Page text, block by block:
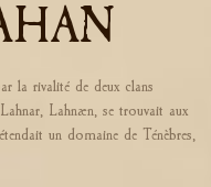
la rivalité de deux clans
Lahnæn, se trouvait aux
un domaine de Ténèbres,